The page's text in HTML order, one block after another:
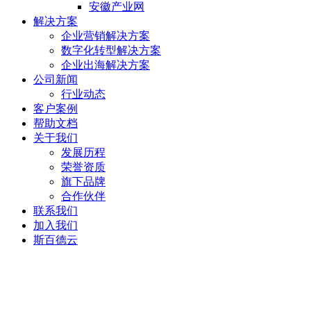
安徽产业网
解决方案
企业营销解决方案
数字化转型解决方案
企业出海解决方案
公司新闻
行业动态
客户案例
帮助文档
关于我们
发展历程
荣誉资质
旗下品牌
合作伙伴
联系我们
加入我们
斯百德云